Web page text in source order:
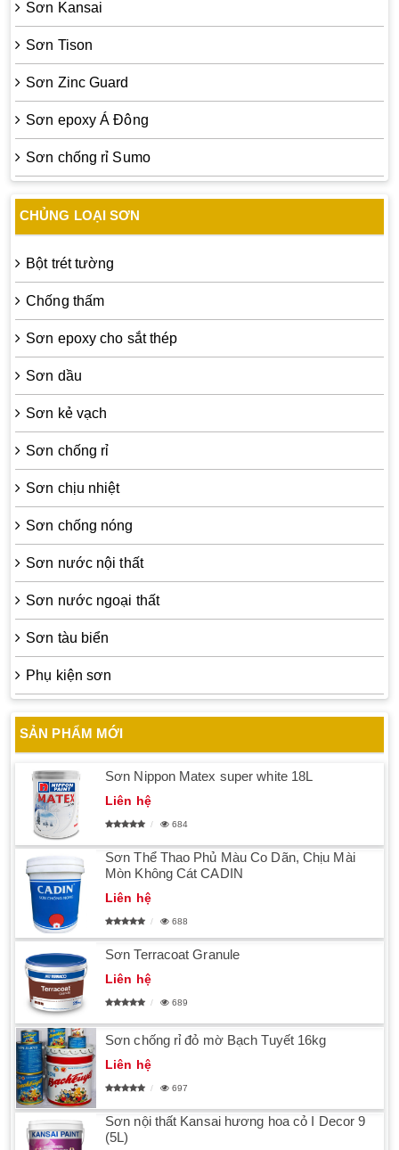
Sơn Kansai
Sơn Tison
Sơn Zinc Guard
Sơn epoxy Á Đông
Sơn chống rỉ Sumo
CHỦNG LOẠI SƠN
Bột trét tường
Chống thấm
Sơn epoxy cho sắt thép
Sơn dầu
Sơn kẻ vạch
Sơn chống rỉ
Sơn chịu nhiệt
Sơn chống nóng
Sơn nước nội thất
Sơn nước ngoại thất
Sơn tàu biển
Phụ kiện sơn
SẢN PHẨM MỚI
Sơn Nippon Matex super white 18L
Liên hệ
684
Sơn Thể Thao Phủ Màu Co Dãn, Chịu Mài
Mòn Không Cát CADIN
Liên hệ
688
Sơn Terracoat Granule
Liên hệ
689
Sơn chống rỉ đỏ mờ Bạch Tuyết 16kg
Liên hệ
697
Sơn nội thất Kansai hương hoa cỏ I Decor 9
(5L)